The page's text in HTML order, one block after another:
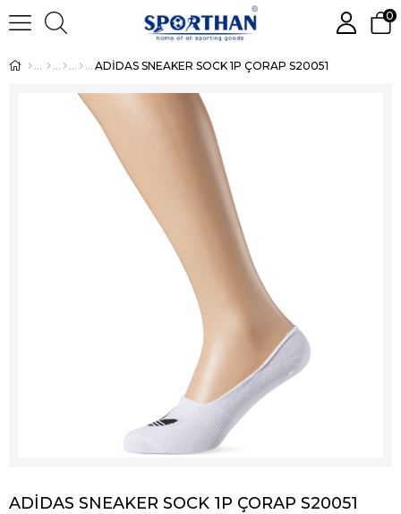
0
ADİDAS SNEAKER SOCK 1P ÇORAP S20051
ADİDAS SNEAKER SOCK 1P ÇORAP S20051